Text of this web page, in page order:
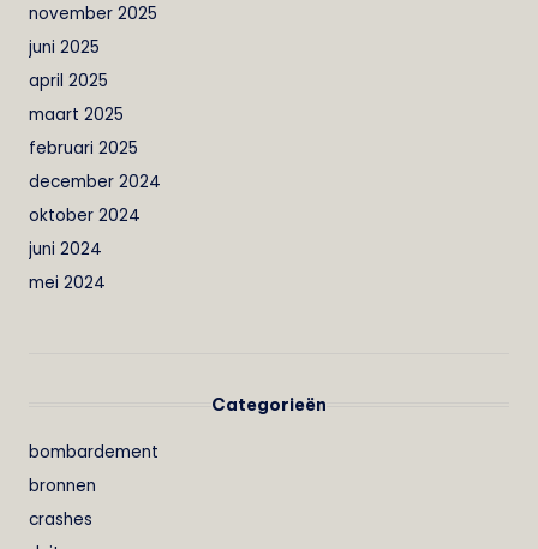
november 2025
juni 2025
april 2025
maart 2025
februari 2025
december 2024
oktober 2024
juni 2024
mei 2024
Categorieën
bombardement
bronnen
crashes